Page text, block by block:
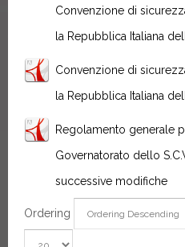
Convenzione di
la Repubblica Italiana
Convenzione di
la Repubblica Italiana
Regolamento generale
Governatorato dello
successive modifiche
Ordering